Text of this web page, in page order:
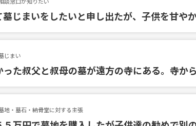
じまいをしたいと申し出たが、子供を甘や
じまい
た叔父と叔母の墓が遠方の寺にある。寺か
地・墓石・納骨堂に対する主張